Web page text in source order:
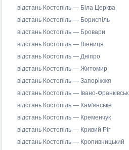
відстань Костопіль — Біла Церква
відстань Костопіль — Бориспіль
відстань Костопіль — Бровари
відстань Костопіль — Вінниця
відстань Костопіль — Дніпро
відстань Костопіль — Житомир
відстань Костопіль — Запоріжжя
відстань Костопіль — Івано-Франківськ
відстань Костопіль — Кам'янське
відстань Костопіль — Кременчук
відстань Костопіль — Кривий Ріг
відстань Костопіль — Кропивницький